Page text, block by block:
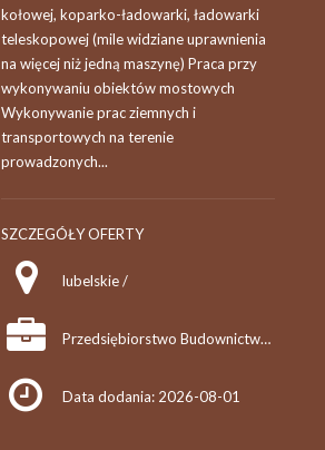
kołowej, koparko-ładowarki, ładowarki
teleskopowej (mile widziane uprawnienia
na więcej niż jedną maszynę) Praca przy
wykonywaniu obiektów mostowych
Wykonywanie prac ziemnych i
transportowych na terenie
prowadzonych...
SZCZEGÓŁY OFERTY
lubelskie /
Przedsiębiorstwo Budownictwa Komunikacyjnego "MOSTKOL" Sp. z o.o.
Data dodania: 2026-08-01